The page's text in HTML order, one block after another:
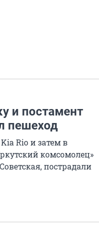
и постамент
пешеход
Rio и затем в
комсомолец»
пострадали